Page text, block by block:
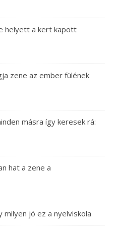
helyett a kert kapott
zene az ember fülének
másra így keresek rá:
hat a zene a
milyen jó ez a nyelviskola